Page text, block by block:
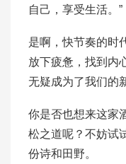
自己，享受生活。”
是啊，快节奏的时
放下疲惫，找到内
无疑成为了我们的
你是否也想来这家
松之道呢？不妨试
份诗和田野。